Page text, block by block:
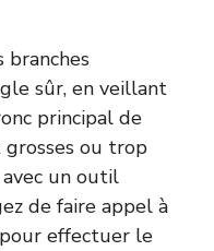
branches
sûr, en veillant
principal de
grosses ou trop
un outil
de faire appel à
effectuer le